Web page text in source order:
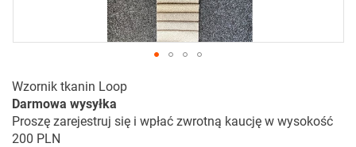
na
początek
galerii
Wzornik tkanin Loop
Darmowa wysyłka
Proszę zarejestruj się i wpłać zwrotną kaucję w wysokość
200 PLN